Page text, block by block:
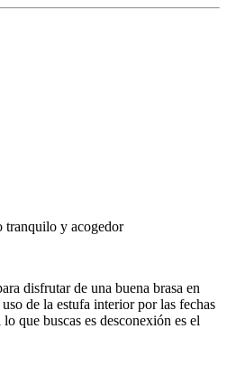
tranquilo y acogedor
disfrutar de una buena brasa en
de la estufa interior por las fechas
que buscas es desconexión es el